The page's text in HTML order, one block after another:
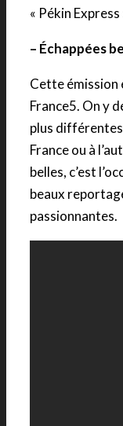
« Pékin Express
– Échappées
Cette émission
France5. On y
plus différentes
France ou à
belles, c’est
beaux
passionnantes.